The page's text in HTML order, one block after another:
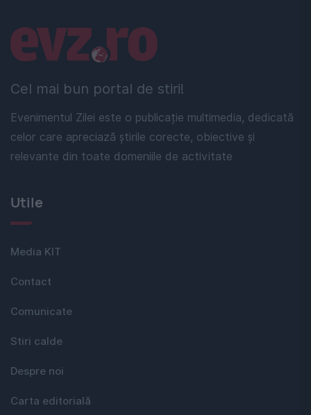
Cel mai bun portal de stiri!
Evenimentul Zilei este o publicație multimedia, dedicată
celor care apreciază știrile corecte, obiective și
relevante din toate domeniile de activitate
Linkuri utile
Utile
Media KIT
Contact
Comunicate
Stiri calde
Despre noi
Carta editorială